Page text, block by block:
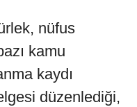
nüfus
kamu
kaydı
düzenlediği,